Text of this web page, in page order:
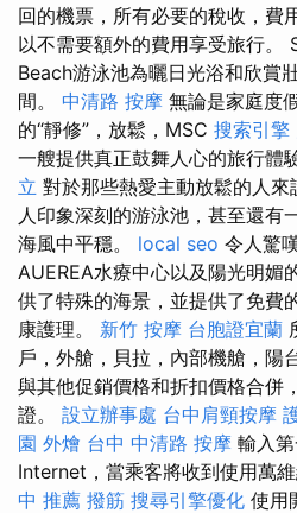
回的機票，所有必要的稅收，費
以不需要額外的費用享受旅行。
Beach游泳池為曬日光浴和欣賞
間。 中清路 按摩 無論是家庭度
的“靜修”，放鬆，MSC 搜索引擎
一艘提供真正鼓舞人心的旅行體
立 對於那些熱愛主動放鬆的人
人印象深刻的游泳池，甚至還有
海風中平穩。 local seo 令人驚
AUEREA水療中心以及陽光明媚
供了特殊的海景，並提供了免費
康護理。 新竹 按摩 台胞證宜蘭
戶，外艙，貝拉，內部機艙，陽
與其他促銷價格和折扣價格合併
證。 設立辦事處 台中肩頸按摩
園 外燴 台中 中清路 按摩 輸入
Internet，當乘客將收到使用萬
中 推薦 撥筋 搜尋引擎優化 使用